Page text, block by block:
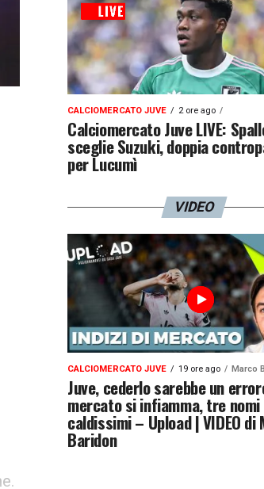
CALCIOMERCATO JUVE 2 ore ago
Calciomercato Juve LIVE:
sceglie Suzuki, doppia
per Lucumì
VIDEO
CALCIOMERCATO JUVE 19 ore ago Marco
Juve, cederlo sarebbe un
mercato si infiamma, tre nomi
caldissimi – Upload | VIDEO di
Baridon